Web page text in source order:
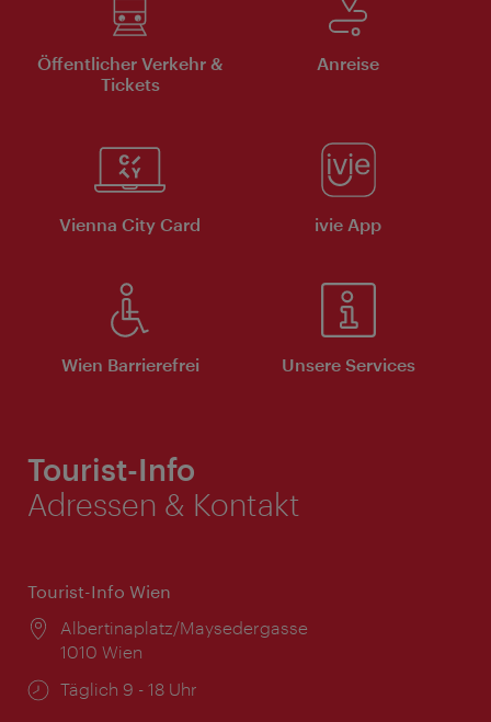
Öffentlicher Verkehr &
Tickets
Anreise
Vienna City Card ivie App
Wien Barrierefrei Unsere Services
Tourist-Info
Adressen & Kontakt
Tourist-Info Wien
Ort:
Albertinaplatz/Maysedergasse
1010 Wien
Öffnungszeiten:
Täglich 9 - 18 Uhr